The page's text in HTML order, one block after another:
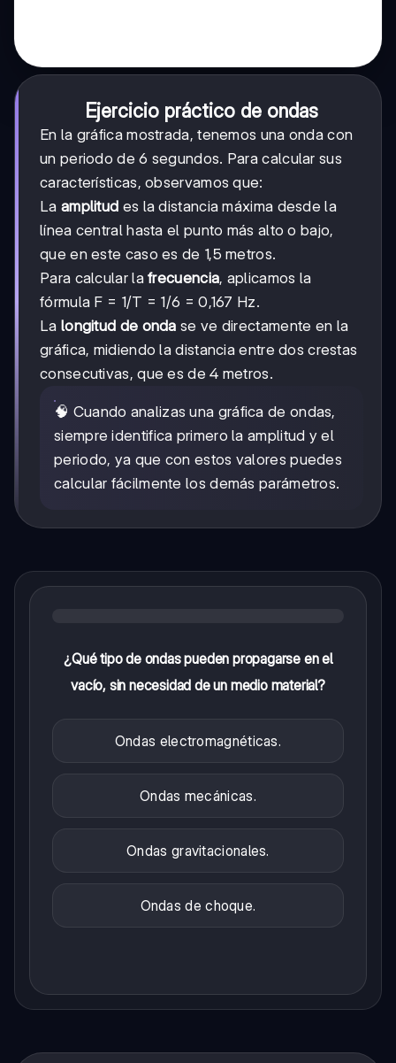
Ejercicio práctico de ondas
En la gráfica mostrada, tenemos una onda con
un periodo de 6 segundos. Para calcular sus
características, observamos que:
La amplitud es la distancia máxima desde la
línea central hasta el punto más alto o bajo,
que en este caso es de 1,5 metros.
Para calcular lafrecuencia, aplicamos la
fórmula F = 1/T = 1/6 = 0,167 Hz.
La longitud de onda se ve directamente en la
gráfica, midiendo la distancia entre dos crestas
consecutivas, que es de 4 metros.
🧠 Cuando analizas una gráfica de ondas,
siempre identifica primero la amplitud y el
periodo, ya que con estos valores puedes
calcular fácilmente los demás parámetros.
¿Qué tipo de ondas pueden propagarse en el
vacío, sin necesidad de un medio material?
Ondas electromagnéticas.
Ondas mecánicas.
Ondas gravitacionales.
Ondas de choque.